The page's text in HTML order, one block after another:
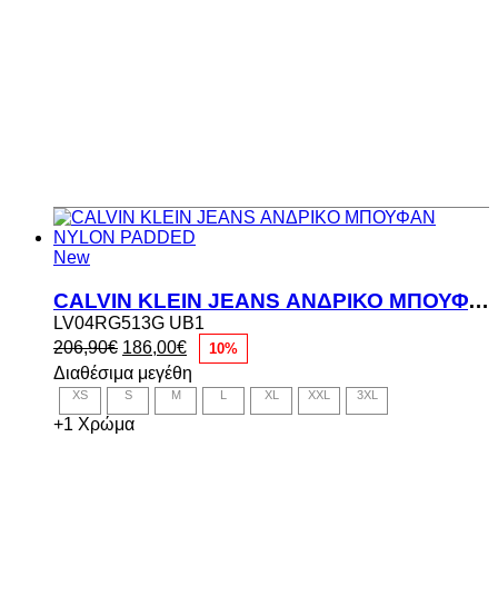
New
CALVIN KLEIN JEANS ΑΝΔΡΙΚΟ ΜΠΟΥΦΑΝ NYLON PADDED
LV04RG513G UB1
206,90€ Original
price
was:
206,90€.
186,00€Η
τρέχουσα
τιμή
είναι:
10%
Διαθέσιμα μεγέθη
XS S M L XL XXL 3XL
+1 Χρώμα